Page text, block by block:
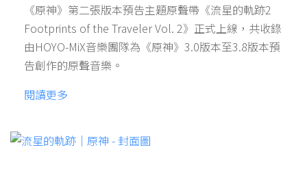
《原神》第二張版本預告主題原聲帶《流星的軌跡2
Footprints of the Traveler Vol. 2》正式上線，共收錄
由HOYO-MiX音樂團隊為《原神》3.0版本至3.8版本預
告創作的原聲音樂。
閱讀更多